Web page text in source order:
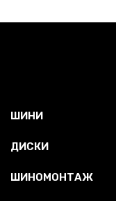
ШИНИ
ДИСКИ
ШИНОМОНТАЖ